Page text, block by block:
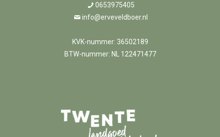
0653975405
info@erveveldboer.nl
KVK-nummer: 36502189
BTW-nummer: NL 122471477